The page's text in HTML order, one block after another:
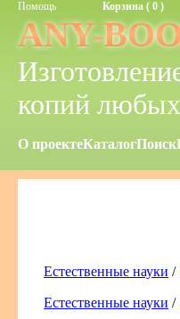
Помощь Корзина ( 0 )
ANY-
копий
О проектеКаталогПоиск
Естественные науки /
Естественные науки /